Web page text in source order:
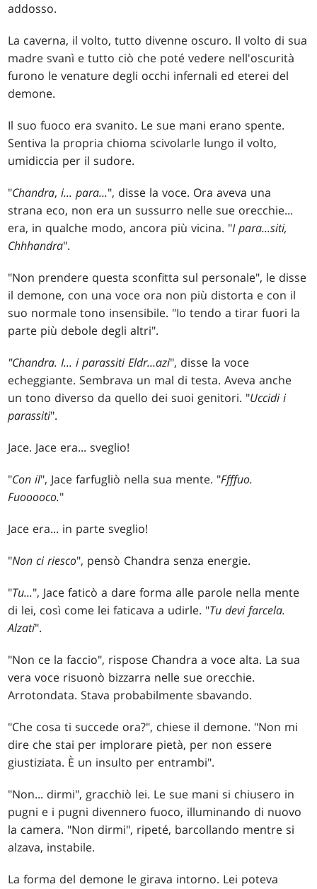
addosso.
La caverna, il volto, tutto divenne oscuro. Il volto di sua
madre svanì e tutto ciò che poté vedere nell'oscurità
furono le venature degli occhi infernali ed eterei del
demone.
Il suo fuoco era svanito. Le sue mani erano spente.
Sentiva la propria chioma scivolarle lungo il volto,
umidiccia per il sudore.
"Chandra,i... para...", disse la voce. Ora aveva una
strana eco, non era un sussurro nelle sue orecchie...
era, in qualche modo, ancora più vicina. "I para...siti,
Chhhandra".
"Non prendere questa sconfitta sul personale", le disse
il demone, con una voce ora non più distorta e con il
suo normale tono insensibile. "Io tendo a tirar fuori la
parte più debole degli altri".
"Chandra. I... i parassiti Eldr...azi", disse la voce
echeggiante. Sembrava un mal di testa. Aveva anche
un tono diverso da quello dei suoi genitori. "Uccidi i
parassiti".
Jace. Jace era... sveglio!
"Con il", Jace farfugliò nella sua mente. "Ffffuo.
Fuooooco."
Jace era... in parte sveglio!
"Non ci riesco", pensò Chandra senza energie.
"Tu...", Jace faticò a dare forma alle parole nella mente
di lei, così come lei faticava a udirle. "Tu devi farcela.
Alzati".
"Non ce la faccio", rispose Chandra a voce alta. La sua
vera voce risuonò bizzarra nelle sue orecchie.
Arrotondata. Stava probabilmente sbavando.
"Che cosa ti succede ora?", chiese il demone. "Non mi
dire che stai per implorare pietà, per non essere
giustiziata. È un insulto per entrambi".
"Non... dirmi", gracchiò lei. Le sue mani si chiusero in
pugni e i pugni divennero fuoco, illuminando di nuovo
la camera. "Non dirmi", ripeté, barcollando mentre si
alzava, instabile.
La forma del demone le girava intorno. Lei poteva